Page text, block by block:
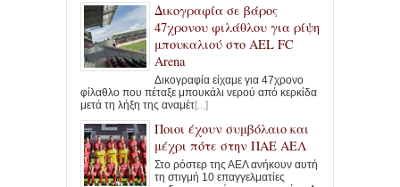
Δικογραφία σε βάρος
47χρονου φιλάθλου για ρίψη
μπουκαλιού στο AEL FC
Arena
Δικογραφία είχαμε για 47χρονο
φίλαθλο που πέταξε μπουκάλι νερού από κερκίδα
μετά τη λήξη της αναμέτ[...]
Ποιοι έχουν συμβόλαιο και
μέχρι πότε στην ΠΑΕ ΑΕΛ
Στο ρόστερ της ΑΕΛ ανήκουν αυτή
τη στιγμή 10 επαγγελματίες